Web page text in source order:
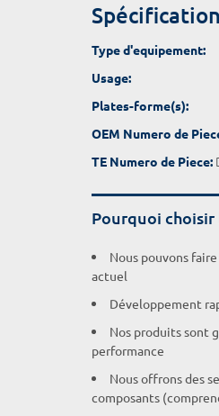
Type d'equipement:
Usage:
Plates-forme(s):
OEM Numero de
TE Numero de Piece:
Pourquoi choisir
Nous pouvons
actuel
Développement
Nos produits sont
performance
Nous offrons des
composants